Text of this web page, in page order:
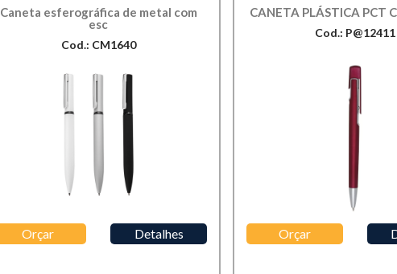
Caneta esferográfica de metal com
esc
Cod.: CM1640
Orçar Detalhes
CANETA PLÁSTICA PCT
Cod.: P@12411
Orçar